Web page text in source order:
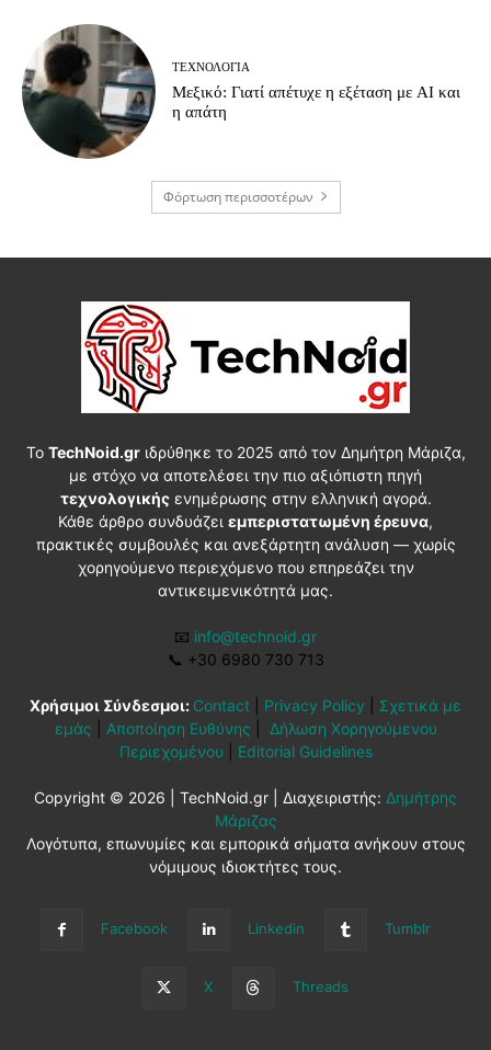
ΤΕΧΝΟΛΟΓΊΑ
Μεξικό: Γιατί απέτυχε η εξέταση με AI και
η απάτη
Φόρτωση περισσοτέρων
Το TechNoid.grιδρύθηκε το 2025 από τον Δημήτρη Μάριζα,
με στόχο να αποτελέσει την πιο αξιόπιστη πηγή
τεχνολογικήςενημέρωσης στην ελληνική αγορά.
Κάθε άρθρο συνδυάζει εμπεριστατωμένη έρευνα,
πρακτικές συμβουλές και ανεξάρτητη ανάλυση — χωρίς
χορηγούμενο περιεχόμενο που επηρεάζει την
αντικειμενικότητά μας.
📧 info@technoid.gr
📞 +30 6980 730 713
Χρήσιμοι Σύνδεσμοι: Contact Privacy Policy
Σχετικά με
εμάς
Αποποίηση Ευθύνης
Δήλωση Χορηγούμενου
Περιεχομένου
Editorial Guidelines
Copyright © 2026 | TechNoid.gr | Διαχειριστής: Δημήτρης
Μάριζας
Λογότυπα, επωνυμίες και εμπορικά σήματα ανήκουν στους
νόμιμους ιδιοκτήτες τους.
Facebook Linkedin Tumblr
X Threads